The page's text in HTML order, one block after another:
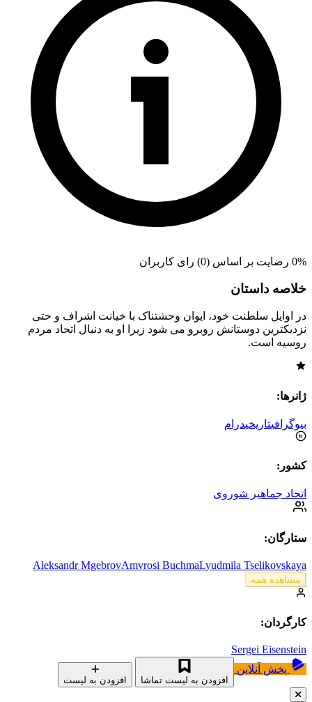
0% رضایت بر اساس (0) رای کاربران
خلاصه داستان
در اوایل سلطنت خود، ایوان وحشتناک با خیانت اشراف و حتی
نزدیکترین دوستانش روبرو می شود زیرا او به دنبال اتحاد مردم
روسیه است.
ژانرها:
بیوگرافیتاریخیدرام
کشور:
اتحاد جماهیر شوروی
ستارگان:
Aleksandr MgebrovAmvrosi BuchmaLyudmila Tselikovskaya
مشاهده همه
کارگردان:
Sergei Eisenstein
پخش آنلاین
افزودن به لیست تماشا افزودن به لیست